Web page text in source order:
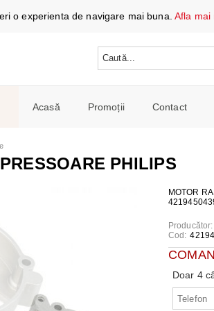
HUSE, CAPACE TELEFOANE ȘI
ACUMULATORI PORTABILI
ÎNCĂRCARE WIRELESS
ESPRESSOARE ȘI CAFETIERE
ÎNGRIJIRE PERSONALĂ
FRIGIDERE SI COMBINE FRIGORIFICE
Espressoare
Masini de spalat si Uscatoare
Acasă Promoții Contact
PHILIPS
MOTOR
Producător:
Cod:
Doar 4
o experienta de navigare mai buna.Afla mai